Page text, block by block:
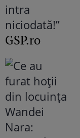
GSP.ro